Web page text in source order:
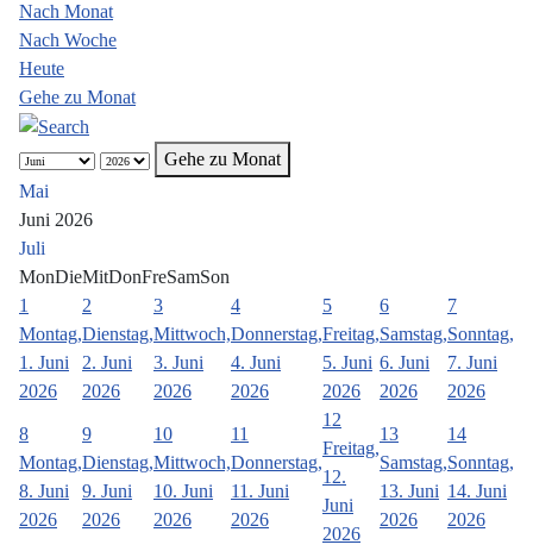
Nach Monat
Nach Woche
Heute
Gehe zu Monat
Gehe zu Monat
Mai
Juni 2026
Juli
MonDieMitDonFreSamSon
1
Montag,
1. Juni
2026
2
Dienstag,
2. Juni
2026
3
Mittwoch,
3. Juni
2026
4
Donnerstag,
4. Juni
2026
5
Freitag,
5. Juni
2026
6
Samstag,
6. Juni
2026
7
Sonntag,
7. Juni
2026
8
Montag,
8. Juni
2026
9
Dienstag,
9. Juni
2026
10
Mittwoch,
10. Juni
2026
11
Donnerstag,
11. Juni
2026
12
Freitag,
12.
Juni
2026
13
Samstag,
13. Juni
2026
14
Sonntag,
14. Juni
2026